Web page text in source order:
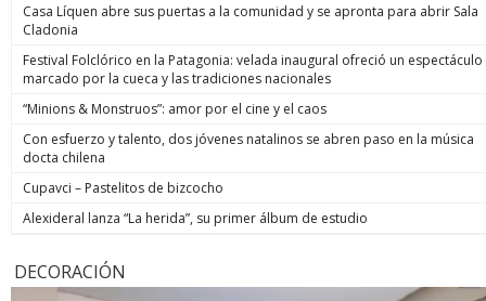
Casa Líquen abre sus puertas a la comunidad y se apronta para abrir Sala
Cladonia
Festival Folclórico en la Patagonia: velada inaugural ofreció un espectáculo
marcado por la cueca y las tradiciones nacionales
“Minions & Monstruos”: amor por el cine y el caos
Con esfuerzo y talento, dos jóvenes natalinos se abren paso en la música
docta chilena
Cupavci – Pastelitos de bizcocho
Alexideral lanza “La herida”, su primer álbum de estudio
DECORACIÓN